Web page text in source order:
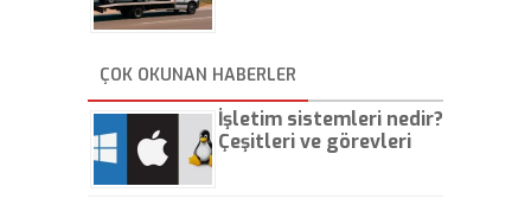
ÇOK OKUNAN HABERLER
İşletim sistemleri nedir?
Çeşitleri ve görevleri